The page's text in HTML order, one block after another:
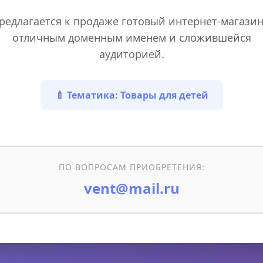
к продаже готовый интернет-
отличным доменным именем и сложившейся
аудиторией.
🍼 Тематика: Товары для детей
ПО ВОПРОСАМ ПРИОБРЕТЕНИЯ:
vent@mail.ru